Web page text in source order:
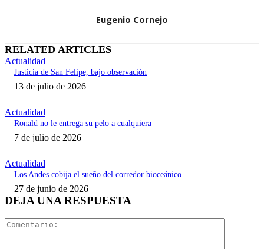
Eugenio Cornejo
RELATED ARTICLES
Actualidad
Justicia de San Felipe, bajo observación
13 de julio de 2026
Actualidad
Ronald no le entrega su pelo a cualquiera
7 de julio de 2026
Actualidad
Los Andes cobija el sueño del corredor bioceánico
27 de junio de 2026
DEJA UNA RESPUESTA